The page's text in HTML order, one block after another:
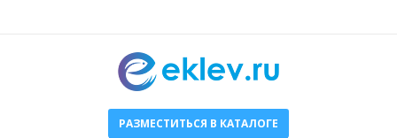
РАЗМЕСТИТЬСЯ В КАТАЛОГЕ